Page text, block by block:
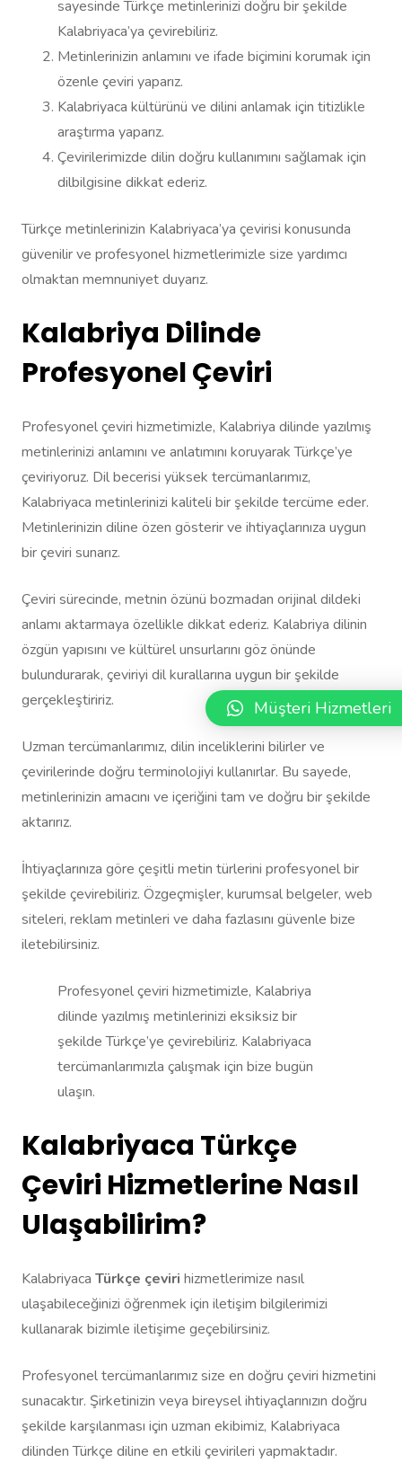
sayesinde Türkçe metinlerinizi doğru bir şekilde
Kalabriyaca’ya çevirebiliriz.
Metinlerinizin anlamını ve ifade biçimini korumak için
özenle çeviri yaparız.
Kalabriyaca kültürünü ve dilini anlamak için titizlikle
araştırma yaparız.
Çevirilerimizde dilin doğru kullanımını sağlamak için
dilbilgisine dikkat ederiz.
Türkçe metinlerinizin Kalabriyaca’ya çevirisi konusunda
güvenilir ve profesyonel hizmetlerimizle size yardımcı
olmaktan memnuniyet duyarız.
Kalabriya Dilinde
Profesyonel Çeviri
Profesyonel çeviri hizmetimizle, Kalabriya dilinde yazılmış
metinlerinizi anlamını ve anlatımını koruyarak Türkçe’ye
çeviriyoruz. Dil becerisi yüksek tercümanlarımız,
Kalabriyaca metinlerinizi kaliteli bir şekilde tercüme eder.
Metinlerinizin diline özen gösterir ve ihtiyaçlarınıza uygun
bir çeviri sunarız.
Çeviri sürecinde, metnin özünü bozmadan orijinal dildeki
anlamı aktarmaya özellikle dikkat ederiz. Kalabriya dilinin
özgün yapısını ve kültürel unsurlarını göz önünde
bulundurarak, çeviriyi dil kurallarına uygun bir şekilde
gerçekleştiririz.
Uzman tercümanlarımız, dilin inceliklerini bilirler ve
çevirilerinde doğru terminolojiyi kullanırlar. Bu sayede,
metinlerinizin amacını ve içeriğini tam ve doğru bir şekilde
aktarırız.
İhtiyaçlarınıza göre çeşitli metin türlerini profesyonel bir
şekilde çevirebiliriz. Özgeçmişler, kurumsal belgeler, web
siteleri, reklam metinleri ve daha fazlasını güvenle bize
iletebilirsiniz.
Profesyonel çeviri hizmetimizle, Kalabriya
dilinde yazılmış metinlerinizi eksiksiz bir
şekilde Türkçe’ye çevirebiliriz. Kalabriyaca
tercümanlarımızla çalışmak için bize bugün
ulaşın.
Kalabriyaca Türkçe
Çeviri Hizmetlerine Nasıl
Ulaşabilirim?
Kalabriyaca Türkçe çeviri hizmetlerimize nasıl
ulaşabileceğinizi öğrenmek için iletişim bilgilerimizi
kullanarak bizimle iletişime geçebilirsiniz.
Profesyonel tercümanlarımız size en doğru çeviri hizmetini
sunacaktır. Şirketinizin veya bireysel ihtiyaçlarınızın doğru
şekilde karşılanması için uzman ekibimiz, Kalabriyaca
dilinden Türkçe diline en etkili çevirileri yapmaktadır.
Müşteri Hizmetleri